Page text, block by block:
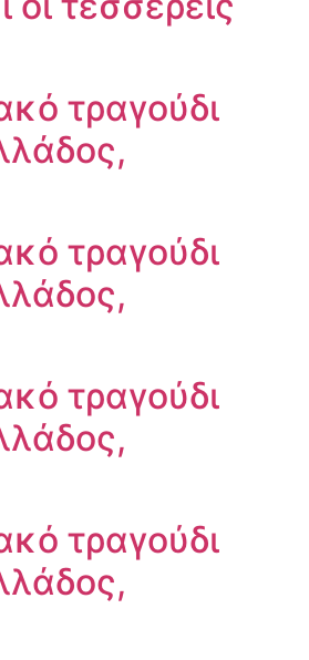
τραγούδι
τραγούδι
τραγούδι
τραγούδι